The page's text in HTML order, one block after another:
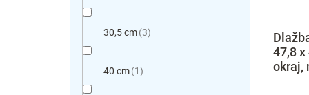
30,5 cm 3
40 cm 1
47,8 x
okraj,